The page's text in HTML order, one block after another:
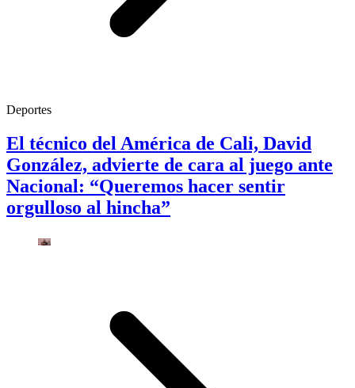
Deportes
El técnico del América de Cali, David
González, advierte de cara al juego ante
Nacional: “Queremos hacer sentir
orgulloso al hincha”